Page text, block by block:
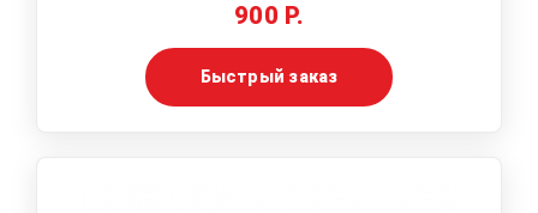
900 Р.
Быстрый заказ